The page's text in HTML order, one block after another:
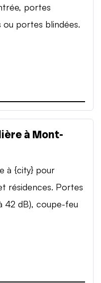
portes
portes blindées.
à Mont-
à {city} pour
résidences. Portes
42 dB), coupe-feu